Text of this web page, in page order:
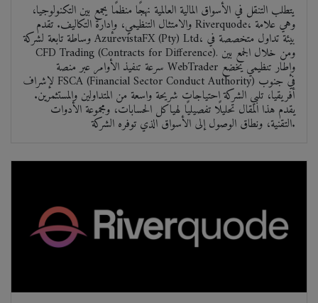
يتطلب التنقل في الأسواق المالية العالمية نهجًا منظمًا يجمع بين التكنولوجيا،
والامتثال التنظيمي، وإدارة التكاليف. تقدم Riverquode، وهي علامة
وساطة تابعة لشركة AzurevistaFX (Pty) Ltd، بيئة تداول متخصصة في
CFD Trading (Contracts for Difference). ومن خلال الجمع بين
سرعة تنفيذ الأوامر عبر منصة WebTrader وإطار تنظيمي يخضع
لإشراف FSCA (Financial Sector Conduct Authority) في جنوب
أفريقيا، تلبي الشركة احتياجات شريحة واسعة من المتداولين والمستثمرين.
يقدم هذا المقال تحليلًا تفصيليًا لهياكل الحسابات، ومجموعة الأدوات
التقنية، ونطاق الوصول إلى الأسواق الذي توفره الشركة.